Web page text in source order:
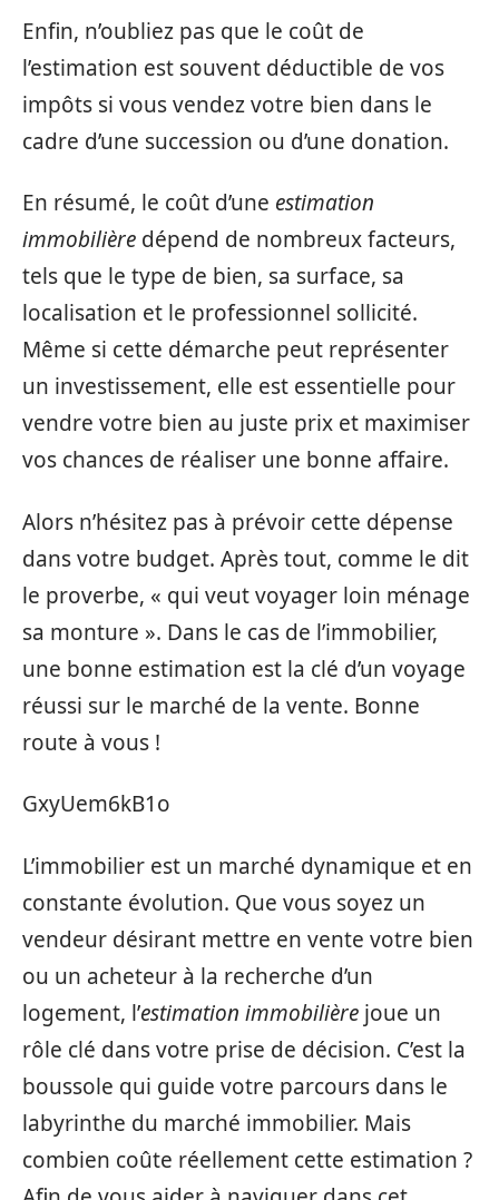
Enfin, n’oubliez pas que le coût de
l’estimation est souvent déductible de vos
impôts si vous vendez votre bien dans le
cadre d’une succession ou d’une donation.
En résumé, le coût d’une estimation
immobilière dépend de nombreux facteurs,
tels que le type de bien, sa surface, sa
localisation et le professionnel sollicité.
Même si cette démarche peut représenter
un investissement, elle est essentielle pour
vendre votre bien au juste prix et maximiser
vos chances de réaliser une bonne affaire.
Alors n’hésitez pas à prévoir cette dépense
dans votre budget. Après tout, comme le dit
le proverbe, « qui veut voyager loin ménage
sa monture ». Dans le cas de l’immobilier,
une bonne estimation est la clé d’un voyage
réussi sur le marché de la vente. Bonne
route à vous !
GxyUem6kB1o
L’immobilier est un marché dynamique et en
constante évolution. Que vous soyez un
vendeur désirant mettre en vente votre bien
ou un acheteur à la recherche d’un
logement, l’estimation immobilière joue un
rôle clé dans votre prise de décision. C’est la
boussole qui guide votre parcours dans le
labyrinthe du marché immobilier. Mais
combien coûte réellement cette estimation ?